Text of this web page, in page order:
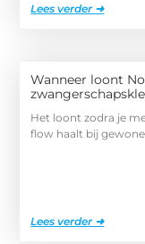
Lees verder ➜
Wanneer loont
Het loont zodra je
flow haalt bij
Lees verder ➜